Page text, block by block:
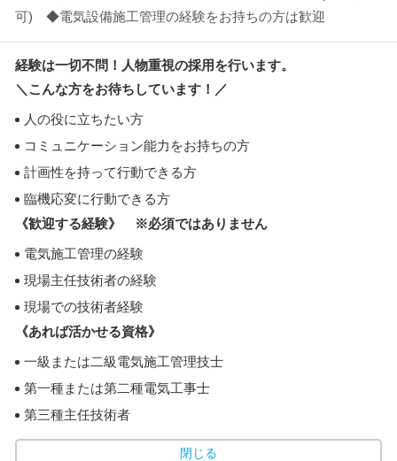
可) ◆電気設備施工管理の経験をお持ちの方は歓迎
経験は一切不問！人物重視の採用を行います。
＼こんな方をお待ちしています！／
人の役に立ちたい方
コミュニケーション能力をお持ちの方
計画性を持って行動できる方
臨機応変に行動できる方
《歓迎する経験》 ※必須ではありません
電気施工管理の経験
現場主任技術者の経験
現場での技術者経験
《あれば活かせる資格》
一級または二級電気施工管理技士
第一種または第二種電気工事士
第三種主任技術者
閉じる